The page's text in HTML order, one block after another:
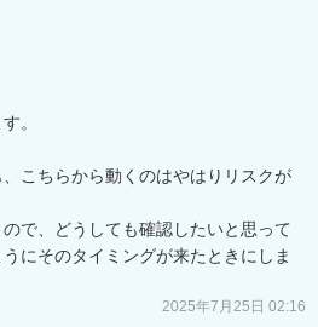
。
こちらから動くのはやはりリスクが
で、どうしても確認したいと思って
にそのタイミングが来たときにしま
2025年7月25日 02:16